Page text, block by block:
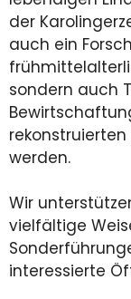
der
auch ein
sondern auch
werden.
Wir
vielfältige
interessierte